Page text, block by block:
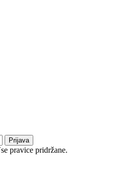
Prijava
pravice pridržane.